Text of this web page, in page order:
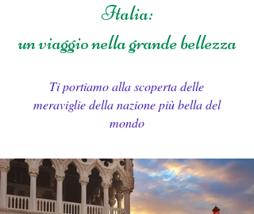
Italia:
un viaggio nella grande bellezza
Ti portiamo alla scoperta delle
meraviglie della nazione più bella del
mondo